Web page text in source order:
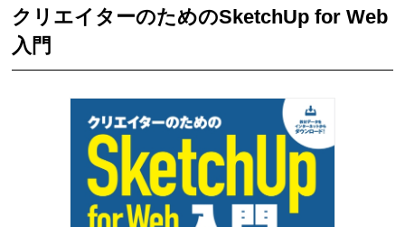
クリエイターのためのSketchUp for Web
入門